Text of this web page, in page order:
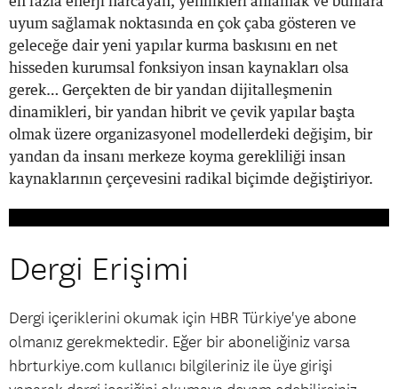
uyum sağlamak noktasında en çok çaba gösteren ve
geleceğe dair yeni yapılar kurma baskısını en net
hisseden kurumsal fonksiyon insan kaynakları olsa
gerek… Gerçekten de bir yandan dijitalleşmenin
dinamikleri, bir yandan hibrit ve çevik yapılar başta
olmak üzere organizasyonel modellerdeki değişim, bir
yandan da insanı merkeze koyma gerekliliği insan
kaynaklarının çerçevesini radikal biçimde değiştiriyor.
Dergi Erişimi
Dergi içeriklerini okumak için HBR Türkiye'ye abone
olmanız gerekmektedir. Eğer bir aboneliğiniz varsa
hbrturkiye.com kullanıcı bilgileriniz ile üye girişi